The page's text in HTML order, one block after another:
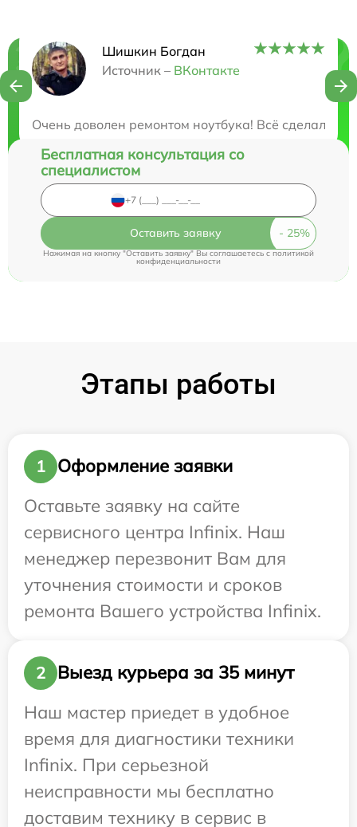
Шишкин Богдан
Источник – ВКонтакте
Очень доволен ремонтом ноутбука! Всё сделали
Нужна консультация?
Бесплатная консультация со
специалистом
Оставить заявку
Нажимая на кнопку "Оставить заявку" Вы соглашаетесь cполитикой
конфиденциальности
Этапы работы
1
Оформление заявки
Оставьте заявку на сайте
сервисного центра Infinix. Наш
менеджер перезвонит Вам для
уточнения стоимости и сроков
ремонта Вашего устройства Infinix.
2
Выезд курьера за 35 минут
Наш мастер приедет в удобное
время для диагностики техники
Infinix. При серьезной
неисправности мы бесплатно
доставим технику в сервис в